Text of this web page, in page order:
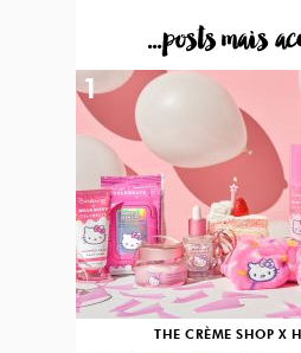
...posts mais
THE CRÈME SHOP X
1